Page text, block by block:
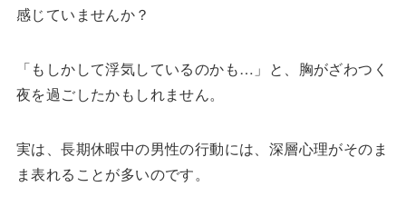
感じていませんか？
「もしかして浮気しているのかも…」と、胸がざわつく
夜を過ごしたかもしれません。
実は、長期休暇中の男性の行動には、深層心理がそのま
ま表れることが多いのです。